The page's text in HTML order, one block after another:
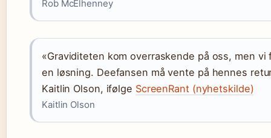
Rob McElhenney
«Graviditeten kom overraskende på oss, men vi
en løsning. Deefansen må vente på hennes
Kaitlin Olson, ifølge ScreenRant (nyhetskilde)
Kaitlin Olson